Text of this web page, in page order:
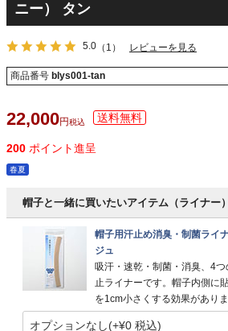
ニー） タン
5.0 （1） レビューを見る
商品番号 blys001-tan
22,000 税込
200 ポイント進呈
春夏
帽子と一緒に買いたいアイテム（ライナー）
帽子用汗止め消臭・制菌ライ
ジュ
吸汗・速乾・制菌・消臭、4
止ライナーです。帽子内側に
を1cm小さくする効果がありま